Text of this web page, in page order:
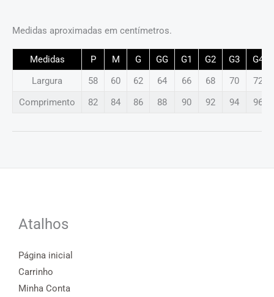
Medidas aproximadas em centímetros.
Medidas P M G GG G1 G2 G3
G4
Largura
58 60 62 64 66 68 70
72
Comprimento
82 84 86 88 90 92 94 96
Atalhos
Página inicial
Carrinho
Minha Conta